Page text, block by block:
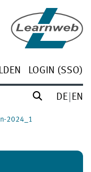
LOGIN (SSO)
DE EN
2024_1